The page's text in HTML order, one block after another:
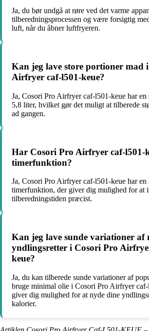
Ja, du bør undgå at røre ved det varme
tilberedningsprocessen og være forsigtig
luft, når du åbner luftfryeren.
Kan jeg lave store portioner mad
Airfryer caf-l501-keue?
Ja, Cosori Pro Airfryer caf-l501-keue har en
5,8 liter, hvilket gør det muligt at tilberede
ad gangen.
Har Cosori Pro Airfryer caf-l501-
timerfunktion?
Ja, Cosori Pro Airfryer caf-l501-keue har en
timerfunktion, der giver dig mulighed for at
tilberedningstiden præcist.
Kan jeg lave sunde variationer af
yndlingsretter i Cosori Pro
keue?
Ja, du kan tilberede sunde variationer af
bruge minimal olie i Cosori Pro Airfryer
giver dig mulighed for at nyde dine
kalorier.